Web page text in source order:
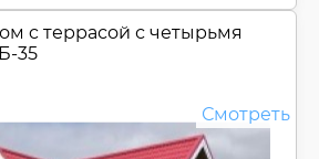
c террасой с четырьмя
35
Смотреть